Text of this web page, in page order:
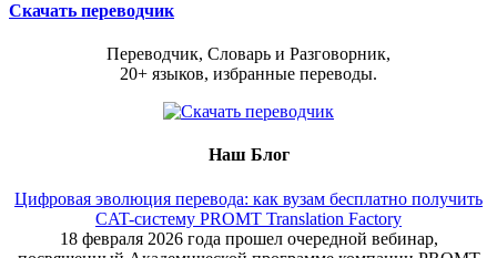
Скачать переводчик
Переводчик, Словарь и Разговорник,
20+ языков, избранные переводы.
Наш Блог
Цифровая эволюция перевода: как вузам бесплатно получить
CAT-систему PROMT Translation Factory
18 февраля 2026 года прошел очередной вебинар,